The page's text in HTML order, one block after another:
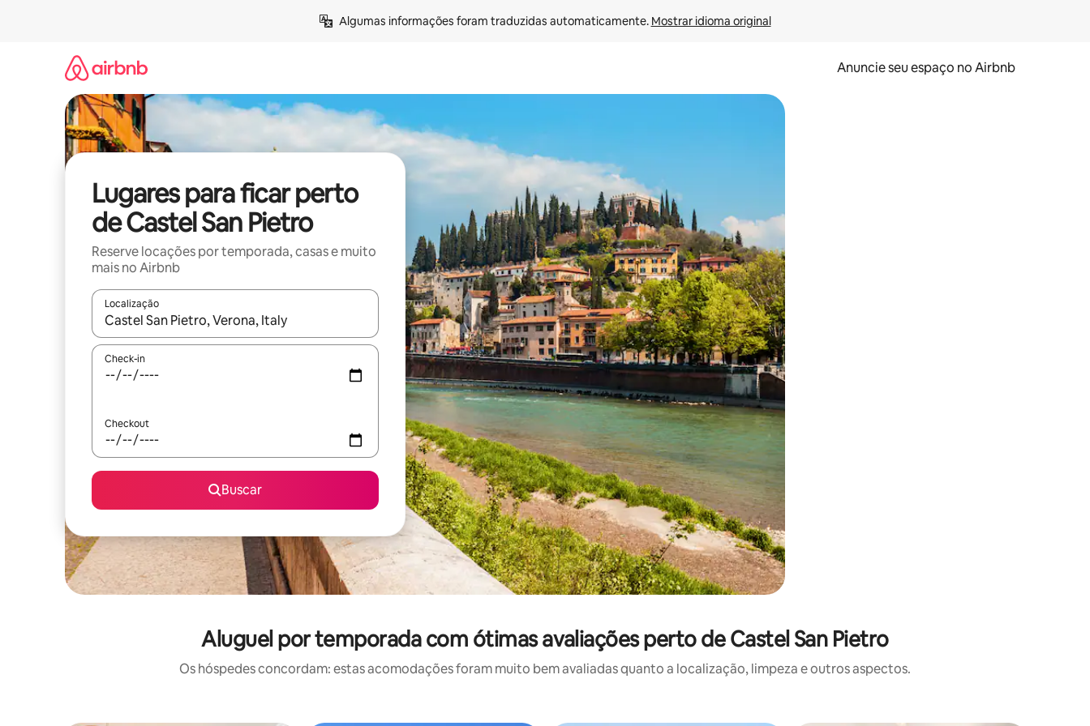
Algumas informações foram traduzidas automaticamente. Mostrar idioma original
Anuncie seu espaço no Airbnb
Lugares para ficar perto
de Castel San Pietro
Reserve locações por temporada, casas e muito
mais no Airbnb
Localização
Quando os resultados estiverem disponíveis, explore-os usando as seta para cima e para baixo do teclado ou tocando e deslizando o dedo na tela.
Check-in
Checkout
Buscar
Aluguel por temporada com ótimas avaliações perto de Castel San Pietro
Os hóspedes concordam: estas acomodações foram muito bem avaliadas quanto a localização, limpeza e outros aspectos.